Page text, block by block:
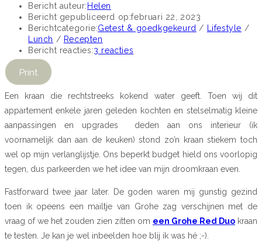
Bericht auteur: Helen
Bericht gepubliceerd op:februari 22, 2023
Berichtcategorie:Getest & goedkgekeurd / Lifestyle /
Lunch / Recepten
Bericht reacties:3 reacties
Print
Een kraan die rechtstreeks kokend water geeft. Toen wij dit
appartement enkele jaren geleden kochten en stelselmatig kleine
aanpassingen en upgrades deden aan ons interieur (ik
voornamelijk dan aan de keuken) stond zo’n kraan stiekem toch
wel op mijn verlanglijstje. Ons beperkt budget hield ons voorlopig
tegen, dus parkeerden we het idee van mijn droomkraan even.
Fastforward twee jaar later. De goden waren mij gunstig gezind
toen ik opeens een mailtje van Grohe zag verschijnen met de
vraag of we het zouden zien zitten om een Grohe Red Duo kraan
te testen. Je kan je wel inbeelden hoe blij ik was hé ;-).